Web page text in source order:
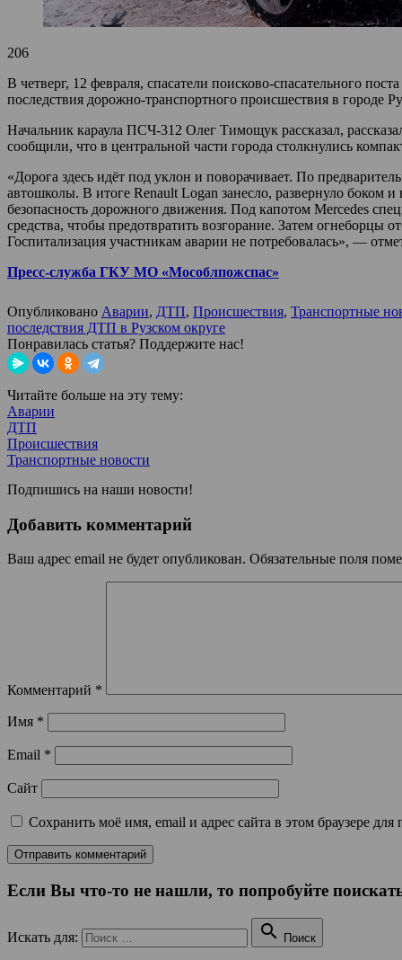
206
В четверг, 12 февраля, спасатели поисково-спасательного
последствия дорожно-транспортного происшествия в городе
Начальник караула ПСЧ-312 Олег Тимощук рассказал,
сообщили, что в центральной части города столкнулись
«Дорога здесь идёт под уклон и поворачивает. По
автошколы. В итоге Renault Logan занесло, развернуло
безопасность дорожного движения. Под капотом Mercedes
средства, чтобы предотвратить возгорание. Затем
Госпитализация участникам аварии не потребовалась», —
Пресс-служба ГКУ МО «Мособлпожспас»
Опубликовано Аварии, ДТП, Происшествия, Транспортные
последствия ДТП в Рузском округе
Понравилась статья? Поддержите нас!
Читайте больше на эту тему:
Аварии
ДТП
Происшествия
Транспортные новости
Подпишись на наши новости!
Добавить комментарий
Ваш адрес email не будет опубликован. Обязательные поля
Комментарий *
Имя *
Email *
Сайт
Сохранить моё имя, email и адрес сайта в этом браузере
Если Вы что-то не нашли, то попробуйте
Искать для:  Поиск